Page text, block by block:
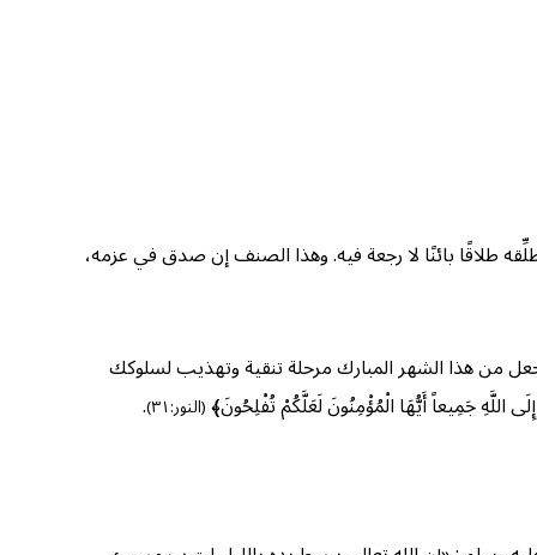
طلاقًا بائنًا لا رجعة فيه. وهذا الصنف إن صدق في عزمه،
من هذا الشهر المبارك مرحلة تنقية وتهذيب لسلوكك
اللَّهِ جَمِيعاً أَيُّهَا الْمُؤْمِنُونَ لَعَلَّكُمْ تُفْلِحُونَ﴾(النور:٣١) .